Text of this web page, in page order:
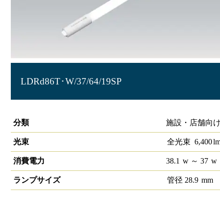
LDRd86T･W/37/64/19SP
分類
施設・店舗向
光束 全光束 6,400
消費電力 38.1 w～ 37 w
ランプサイズ 管径 28.9 mm